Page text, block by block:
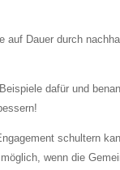
Dauer durch
dafür und
schultern
wenn die